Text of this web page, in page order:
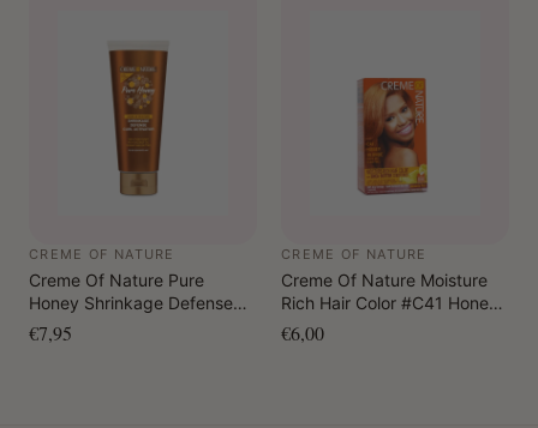
CREME OF NATURE
Creme Of Nature Pure
Honey Shrinkage Defense
Curl Activator 310 ml
€7,95
CREME OF NATURE
Creme Of Nature Moisture
Rich Hair Color #C41 Honey
Blonde
€6,00